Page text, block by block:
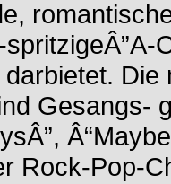
spritzigeÂ”A-
Die
Gesangs-
Rock-Pop-